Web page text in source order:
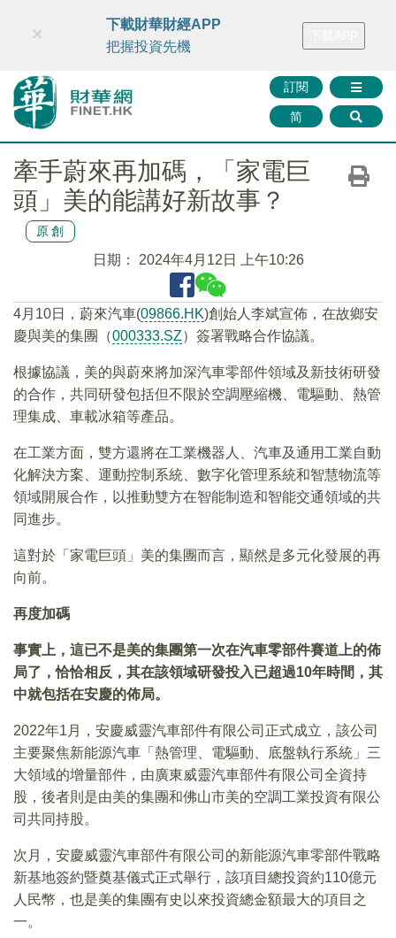
財華智庫網 FINTV FINMETA 財華證券 媒體矩陣
訂閱
简
×
下載財華財經APP
把握投資先機
牽手蔚來再加碼，「家電巨
頭」美的能講好新故事？
原創
日期： 2024年4月12日 上午10:26
4月10日，蔚來汽車(09866.HK)創始人李斌宣佈，在故鄉安
慶與美的集團（000333.SZ）簽署戰略合作協議。
根據協議，美的與蔚來將加深汽車零部件領域及新技術研發
的合作，共同研發包括但不限於空調壓縮機、電驅動、熱管
理集成、車載冰箱等產品。
在工業方面，雙方還將在工業機器人、汽車及通用工業自動
化解決方案、運動控制系統、數字化管理系統和智慧物流等
領域開展合作，以推動雙方在智能制造和智能交通領域的共
同進步。
這對於「家電巨頭」美的集團而言，顯然是多元化發展的再
向前。
再度加碼
事實上，這已不是美的集團第一次在汽車零部件賽道上的佈
局了，恰恰相反，其在該領域研發投入已超過10年時間，其
中就包括在安慶的佈局。
2022年1月，安慶威靈汽車部件有限公司正式成立，該公司
主要聚焦新能源汽車「熱管理、電驅動、底盤執行系統」三
大領域的增量部件，由廣東威靈汽車部件有限公司全資持
股，後者則是由美的集團和佛山市美的空調工業投資有限公
司共同持股。
次月，安慶威靈汽車部件有限公司的新能源汽車零部件戰略
新基地簽約暨奠基儀式正式舉行，該項目總投資約110億元
人民幣，也是美的集團有史以來投資總金額最大的項目之
一。